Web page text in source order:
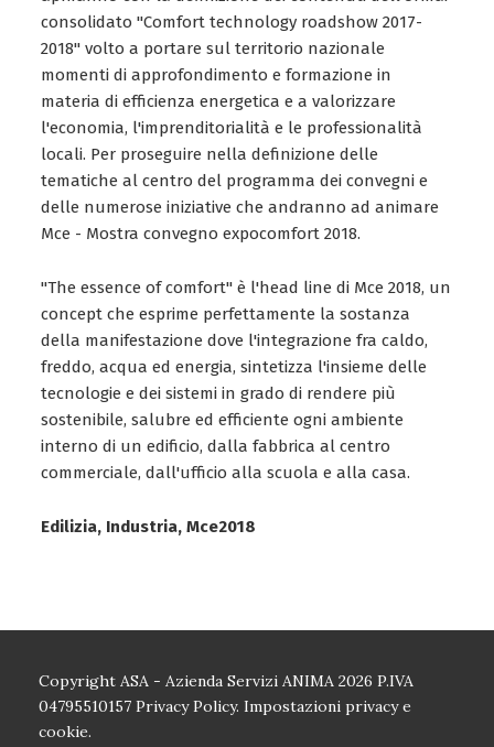
consolidato "Comfort technology roadshow 2017-
2018" volto a portare sul territorio nazionale
momenti di approfondimento e formazione in
materia di efficienza energetica e a valorizzare
l'economia, l'imprenditorialità e le professionalità
locali. Per proseguire nella definizione delle
tematiche al centro del programma dei convegni e
delle numerose iniziative che andranno ad animare
Mce - Mostra convegno expocomfort 2018.
"The essence of comfort" è l'head line di Mce 2018, un
concept che esprime perfettamente la sostanza
della manifestazione dove l'integrazione fra caldo,
freddo, acqua ed energia, sintetizza l'insieme delle
tecnologie e dei sistemi in grado di rendere più
sostenibile, salubre ed efficiente ogni ambiente
interno di un edificio, dalla fabbrica al centro
commerciale, dall'ufficio alla scuola e alla casa.
Edilizia, Industria, Mce2018
Copyright ASA - Azienda Servizi ANIMA 2026 P.IVA
04795510157 Privacy Policy. Impostazioni privacy e
cookie.